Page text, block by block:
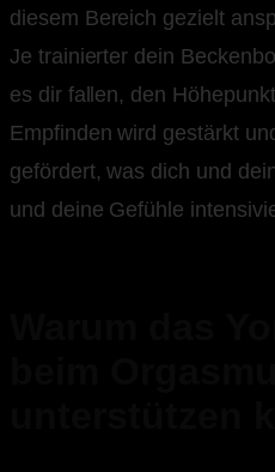
diesem Bereich gezielt
Je trainierter dein
es dir fallen, den
Empfinden wird gestärkt
gefördert, was dich und
und deine Gefühle